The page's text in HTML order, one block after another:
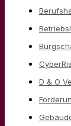
D & O